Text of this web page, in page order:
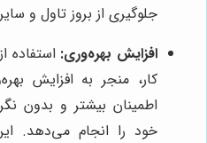
جلوگیری از بروز تاول و
افزایش بهره‌وری: استفاده
کار، منجر به افزایش
اطمینان بیشتر و بدون
خود را انجام می‌دهد.